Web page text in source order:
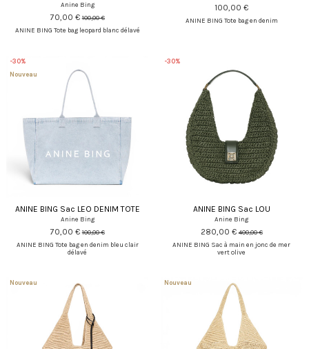
Anine Bing
70,00 €100,00 €
ANINE BING Tote bag leopard blanc délavé
100,00 €
ANINE BING Tote bag en denim
-30%
Nouveau
ANINE BING Sac LEO DENIM TOTE
Anine Bing
70,00 €100,00 €
ANINE BING Tote bag en denim bleu clair
délavé
-30%
ANINE BING Sac LOU
Anine Bing
280,00 €400,00 €
ANINE BING Sac à main en jonc de mer
vert olive
Nouveau Nouveau